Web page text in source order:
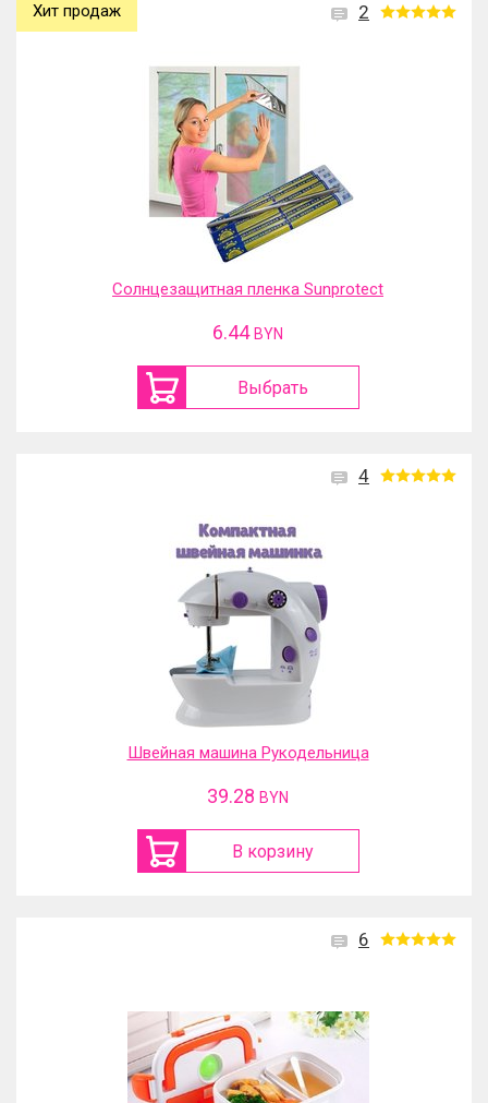
2
Хит продаж
Солнцезащитная пленка Sunprotect
6.44 BYN
Выбрать
4
Швейная машина Рукодельница
39.28 BYN
В корзину
6